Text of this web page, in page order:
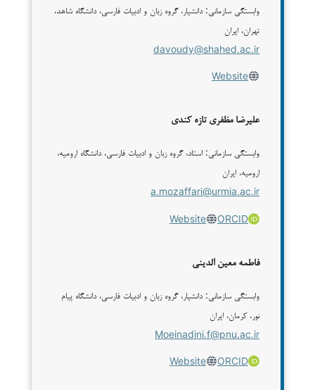
وابستگی سازمانی: دانشیار، گروه زبان و ادبیات فارسی، دانشگاه شاهد،
تهران، ایران
davoudy@shahed.ac.ir
Website
علیرضا مظفری تازه کندی
وابستگی سازمانی: استاد، گروه زبان و ادبیات فارسی، دانشگاه ارومیه،
ارومیه، ایران
a.mozaffari@urmia.ac.ir
ORCID
Website
فاطمه معین الدینی
وابستگی سازمانی: دانشیار، گروه زبان و ادبیات فارسی، دانشگاه پیام
نور، کرمان، ایران
Moeinadini.f@pnu.ac.ir
ORCID
Website